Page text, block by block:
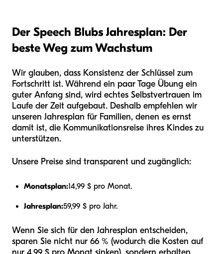
Der Speech Blubs Jahresplan: Der
beste Weg zum Wachstum
Wir glauben, dass Konsistenz der Schlüssel zum
Fortschritt ist. Während ein paar Tage Übung ein
guter Anfang sind, wird echtes Selbstvertrauen im
Laufe der Zeit aufgebaut. Deshalb empfehlen wir
unseren Jahresplan für Familien, denen es ernst
damit ist, die Kommunikationsreise ihres Kindes zu
unterstützen.
Unsere Preise sind transparent und zugänglich:
Monatsplan:14,99 $ pro Monat.
Jahresplan:59,99 $ pro Jahr.
Wenn Sie sich für den Jahresplan entscheiden,
sparen Sie nicht nur 66 % (wodurch die Kosten auf